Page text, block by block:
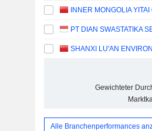
Gewichteter
Alle Branchenperformances